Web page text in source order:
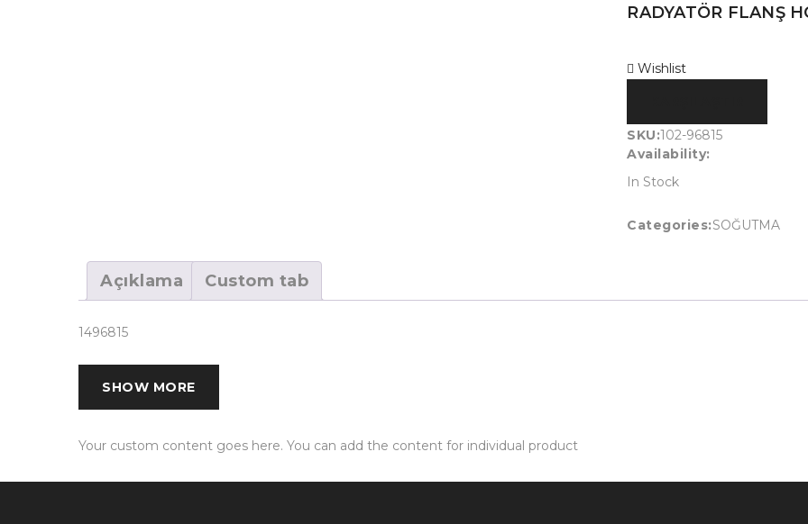
RADYATÖR FLANŞ
Wishlist
SKU:102-96815
Availability:
In Stock
Categories:SOĞUTMA
Açıklama Custom tab
1496815
SHOW MORE
Your custom content goes here. You can add the content for individual product